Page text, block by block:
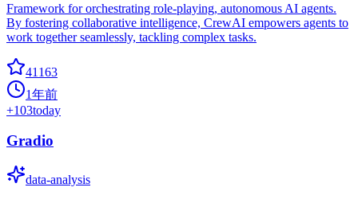
Framework for orchestrating role-playing, autonomous AI agents.
By fostering collaborative intelligence, CrewAI empowers agents to
work together seamlessly, tackling complex tasks.
41163
1年前
+103today
Gradio
data-analysis